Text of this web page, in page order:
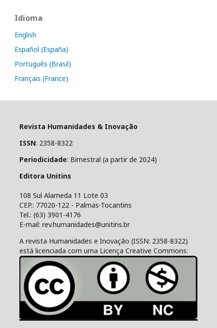
Idioma
English
Español (España)
Português (Brasil)
Français (France)
Revista Humanidades & Inovação
ISSN: 2358-8322
Periodicidade: Bimestral (a partir de 2024)
Editora Unitins
108 Sul Alameda 11 Lote 03
CEP.: 77020-122 - Palmas-Tocantins
Tel.: (63) 3901-4176
E-mail: rev.humanidades@unitins.br
A revista Humanidades e Inovação (ISSN: 2358-8322)
está licenciada com uma Licença Creative Commons: